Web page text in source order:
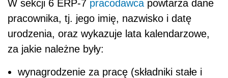
W sekcji 6 ERP-7 pracodawca powtarza dane
pracownika, tj. jego imię, nazwisko i datę
urodzenia, oraz wykazuje lata kalendarzowe,
za jakie należne były:
wynagrodzenie za pracę (składniki stałe i